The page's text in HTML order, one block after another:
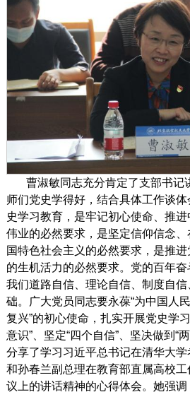
曹淑敏同志充分肯定了支部书记
师们党史学得好，结合具体工作谈
史学习教育，是牢记初心使命、推
伟业的必然要求，是坚定信仰信念
国特色社会主义的必然要求，是推
的生机活力的必然要求。党的百年
我们道路自信、理论自信、制度自
础。广大党员同志要永葆“为中国人
复兴”的初心使命，扎实开展党史学
意识”、坚定“四个自信”、坚决做到“
分享了学习习近平总书记在清华大
和孙春兰副总理在教育部直属高校
议上的讲话精神的心得体会。她强调